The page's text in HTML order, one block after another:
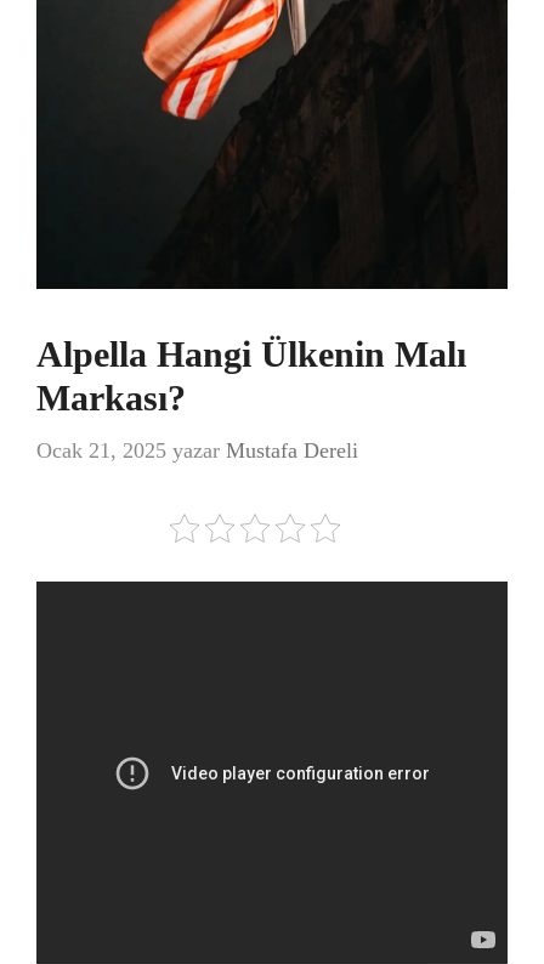
Alpella Hangi Ülkenin Malı
Markası?
Ocak 21, 2025 yazar Mustafa Dereli